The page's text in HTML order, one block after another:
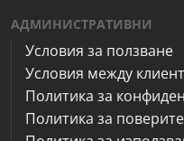
АДМИНИСТРАТИВНИ
Условия за ползване
Условия между
Политика за
Политика за